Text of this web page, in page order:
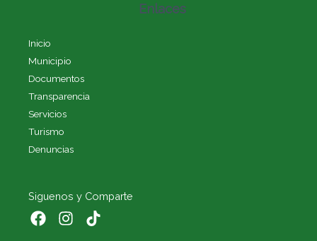
Enlaces
Inicio
Municipio
Documentos
Transparencia
Servicios
Turismo
Denuncias
Siguenos y Comparte